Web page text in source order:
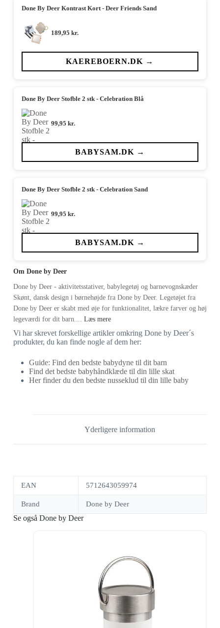
Done By Deer Kontrast Kort - Deer Friends Sand
189,95 kr.
KAEREBOERN.DK →
Done By Deer Stofble 2 stk - Celebration Blå
99,95 kr.
BABYSAM.DK →
Done By Deer Stofble 2 stk - Celebration Sand
99,95 kr.
BABYSAM.DK →
Om Done by Deer
Done by Deer - aktivitetsstativer, babylegetøj og barnevognskæder
Skønt, dansk design i børnehøjde fra Done by Deer. Legetøjet fra
Done by Deer er skabt med øje for funktionalitet, lækre farver og høj
legeværdi for dit barn.... Læs mere
Vi har skrevet forskellige artikler omkring Done by Deer´s
produkter, du kan finde nogle af dem her:
Guide: Find den bedste babydyne til dit barn
Find det bedste babyhåndklæde til din lille skat
Her finder du den bedste nusseklud til din lille baby
Yderligere information
EAN 5712643059974
Brand Done by Deer
Se også Done by Deer